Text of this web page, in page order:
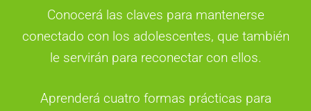
Conocerá las claves para mantenerse
conectado con los adolescentes, que también
le servirán para reconectar con ellos.
Aprenderá cuatro formas prácticas para